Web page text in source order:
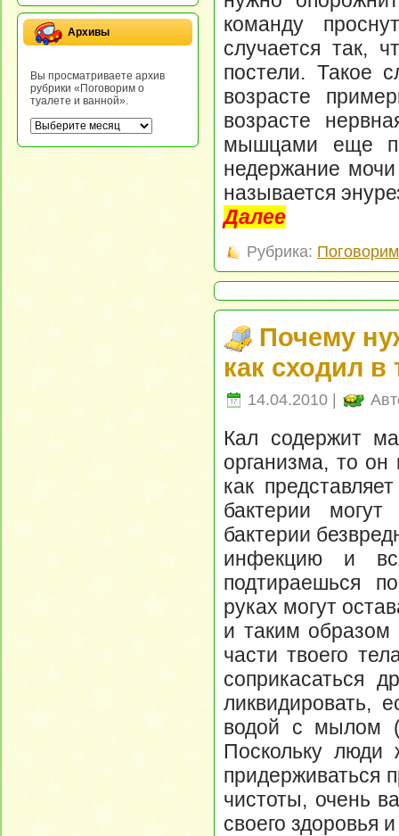
Архивы
Вы просматриваете архив
рубрики «Поговорим о
туалете и ванной».
команду
случается так,
постели. Такое
возрасте
возрасте
мышцами еще
недержание
называется
Далее
Рубрика:
Почему
как сходил в
14.04.2010 |
Кал содержит
организма, то
как
бактерии
бактерии
инфекцию и
подтираешься
руках могут
и таким образом
части твоего
соприкасаться
ликвидировать,
водой с мылом
Поскольку люди
придерживаться
чистоты, очень
своего здоровья